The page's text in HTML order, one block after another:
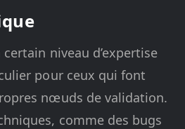
niveau d’expertise
pour ceux qui font
nœuds de validation.
comme des bugs